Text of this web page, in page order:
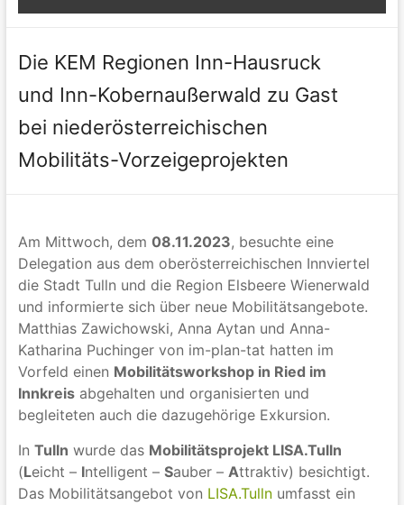
Die KEM Regionen Inn-Hausruck
und Inn-Kobernaußerwald zu Gast
bei niederösterreichischen
Mobilitäts-Vorzeigeprojekten
Am Mittwoch, dem 08.11.2023, besuchte eine
Delegation aus dem oberösterreichischen Innviertel
die Stadt Tulln und die Region Elsbeere Wienerwald
und informierte sich über neue Mobilitätsangebote.
Matthias Zawichowski, Anna Aytan und Anna-
Katharina Puchinger von im-plan-tat hatten im
Vorfeld einen Mobilitätsworkshop in Ried im
Innkreisabgehalten und organisierten und
begleiteten auch die dazugehörige Exkursion.
In Tulln wurde das Mobilitätsprojekt LISA.Tulln
(Leicht – Intelligent – Sauber – Attraktiv) besichtigt.
Das Mobilitätsangebot von LISA.Tullnumfasst ein